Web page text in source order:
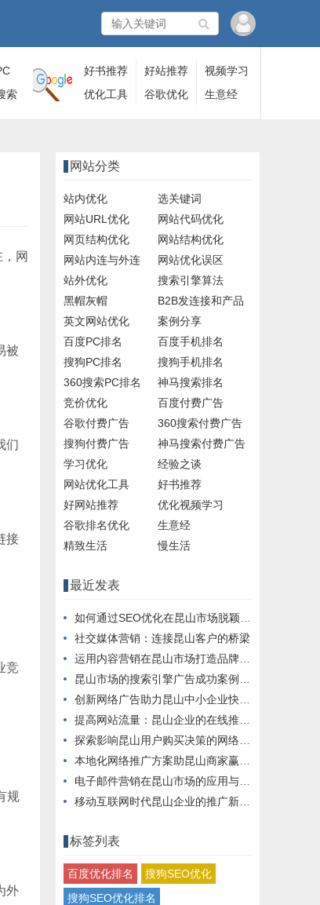
索
好书推荐 好站推荐
视频学习
优化工具
谷歌优化 生意经
网
被
们
接
竞
规
外
网站分类
站内优化
选关键词
网站URL优化
网站代码优化
网页结构优化
网站结构优化
网站内连与外连
网站优化误区
站外优化
搜索引擎算法
黑帽灰帽
B2B发连接和产品
英文网站优化
案例分享
百度PC排名
百度手机排名
搜狗PC排名
搜狗手机排名
360搜索PC排名
神马搜索排名
竞价优化
百度付费广告
谷歌付费广告
360搜索付费广告
搜狗付费广告
神马搜索付费广告
学习优化
经验之谈
网站优化工具
好书推荐
好网站推荐
优化视频学习
谷歌排名优化
生意经
精致生活
慢生活
最近发表
如何通过SEO优化在昆山市场脱颖而出
社交媒体营销：连接昆山客户的桥梁
运用内容营销在昆山市场打造品牌影响力
昆山市场的搜索引擎广告成功案例分析
创新网络广告助力昆山中小企业快速成长
提高网站流量：昆山企业的在线推广秘籍
探索影响昆山用户购买决策的网络营销手段
本地化网络推广方案助昆山商家赢得市场
电子邮件营销在昆山市场的应用与实践
移动互联网时代昆山企业的推广新思路
标签列表
百度优化排名
搜狗SEO优化
搜狗SEO优化排名